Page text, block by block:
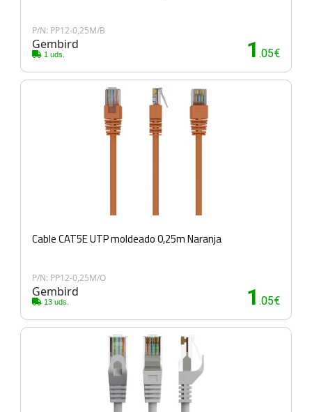
P/N: PP12-0,25M/B
Gembird
1 uds. 1 .05€
Cable CAT5E UTP moldeado 0,25m Naranja
P/N: PP12-0,25M/O
Gembird
13 uds. 1 .05€